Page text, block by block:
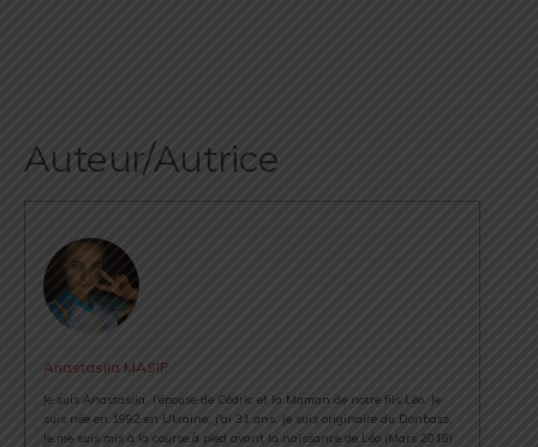
Auteur/Autrice
Anastasiia MASIP
Je suis Anastasiia, l'épouse de Cédric et la Maman de notre fils Léo. Je
suis née en 1992 en Ukraine, j'ai 31 ans, je suis originaire du Donbass.
Je me suis mis à la course à pied avant la naissance de Léo (Mars 2018).